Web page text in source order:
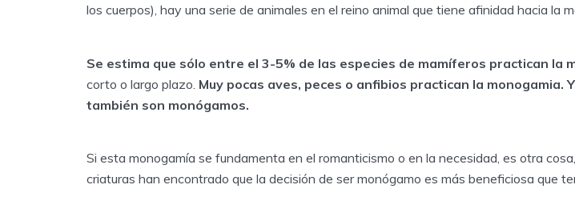
los cuerpos), hay una serie de animales en el reino animal que tiene afinidad hacia la
Se estima que sólo entre el 3-5% de las especies de mamíferos practican la
corto o largo plazo. Muy pocas aves, peces o anfibios practican la monogamia.
también son monógamos.
Si esta monogamía se fundamenta en el romanticismo o en la necesidad, es otra
criaturas han encontrado que la decisión de ser monógamo es más beneficiosa que